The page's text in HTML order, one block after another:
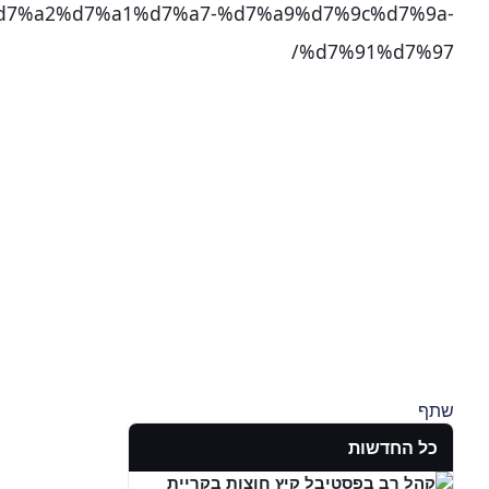
%d7%a9%d7%9c%d7%9a-
%d7%91%d7%97/
שתף
כל החדשות